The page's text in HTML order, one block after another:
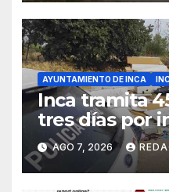
AYUNTAMIENTO DE INCA
Inca tramita
tres días por
gestión de
AGO 7, 2026